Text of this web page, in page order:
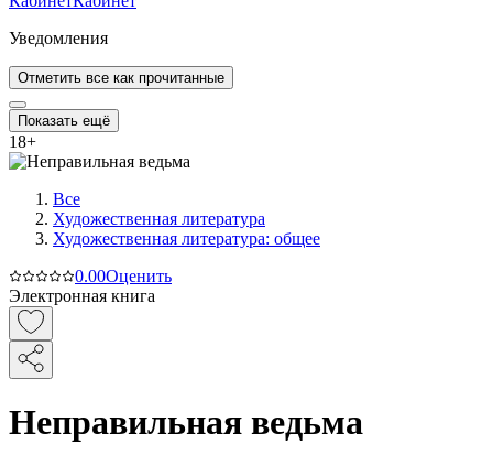
Уведомления
Отметить все как прочитанные
Показать ещё
18+
Все
Художественная литература
Художественная литература: общее
0.00Оценить
Электронная книга
Неправильная ведьма